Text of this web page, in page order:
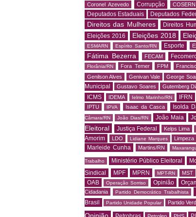
Coronel Azevedo Corrupção COSERN
Deputados Estaduais Deputados
Direitos das Mulheres Direitos
Eleições 2016 Eleições 2018
ESMARN Espírito Santo/RN Esporte
Fátima Bezerra FECAM
Florânia/RN Fora Temer FPM
Genilson Alves Genivan Vale George
Municipal
Gustavo Soares Gutemberg
ICMS IDEMA Ielmo Marinho/RN IFRN
IPTU IPVA Isaac da Casca Isolda
Câmara/RN
João Dias/RN João Maia
Eleitoral
Justiça Federal Kelps Lima
Amorim
LDO Lidiane Marques Limpeza
Marleide Cunha Martins/RN
Trabalho Ministério Público Eleitoral
Sindical
MPF MPRN MPT-RN MST
OAB Operação Sorriso Opinião
Cidadania
Partido Democrático Trabalhista
Brasil
Partido Unidade Popular Partido
Opinião